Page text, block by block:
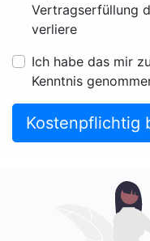
Vertragserfüllung
verliere
Ich habe das mir
Kenntnis
Kostenpflichtig